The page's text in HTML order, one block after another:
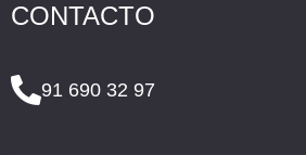
CONTACTO
91 690 32 97